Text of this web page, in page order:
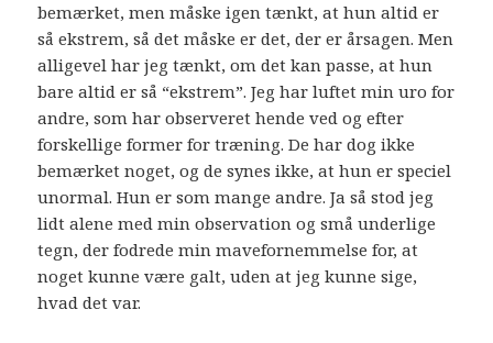
bemærket, men måske igen tænkt, at hun altid er
så ekstrem, så det måske er det, der er årsagen. Men
alligevel har jeg tænkt, om det kan passe, at hun
bare altid er så “ekstrem”. Jeg har luftet min uro for
andre, som har observeret hende ved og efter
forskellige former for træning. De har dog ikke
bemærket noget, og de synes ikke, at hun er speciel
unormal. Hun er som mange andre. Ja så stod jeg
lidt alene med min observation og små underlige
tegn, der fodrede min mavefornemmelse for, at
noget kunne være galt, uden at jeg kunne sige,
hvad det var.